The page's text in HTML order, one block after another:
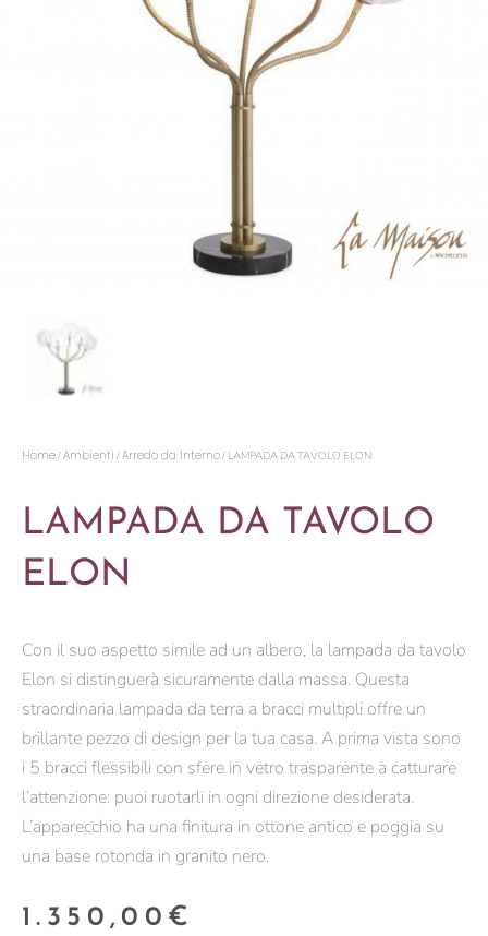
Home/Ambienti /Arredo da Interno/ LAMPADA DA TAVOLO ELON
LAMPADA DA TAVOLO
ELON
Con il suo aspetto simile ad un albero, la lampada da tavolo
Elon si distinguerà sicuramente dalla massa. Questa
straordinaria lampada da terra a bracci multipli offre un
brillante pezzo di design per la tua casa. A prima vista sono
i 5 bracci flessibili con sfere in vetro trasparente a catturare
l’attenzione: puoi ruotarli in ogni direzione desiderata.
L’apparecchio ha una finitura in ottone antico e poggia su
una base rotonda in granito nero.
1.350,00 €